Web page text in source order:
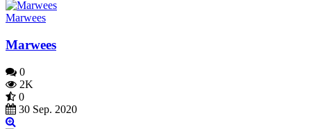
Marwees
Marwees
0
2K
0
30 Sep. 2020